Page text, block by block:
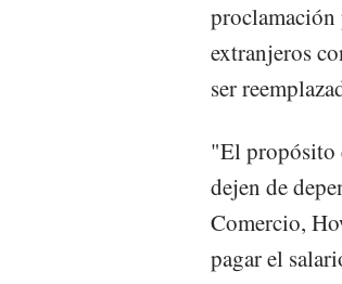
proclamación
extranjeros
ser
"El propósito
dejen de
Comercio,
pagar el